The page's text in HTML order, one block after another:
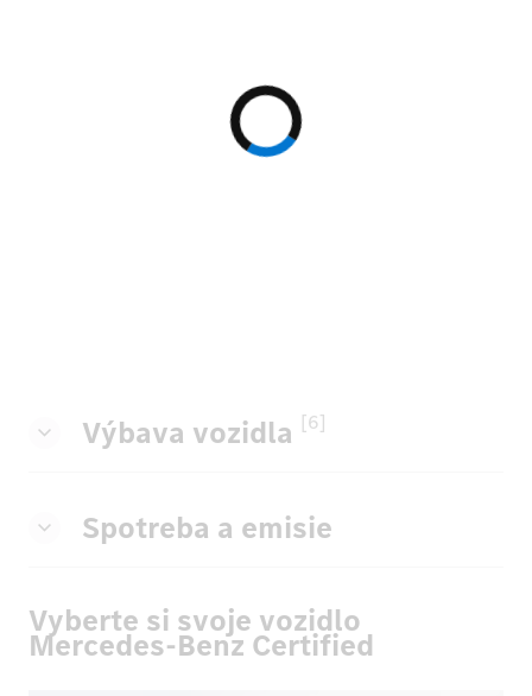
Výbava vozidla [6]
Spotreba a emisie
Vyberte si svoje vozidlo
Mercedes-Benz Certified